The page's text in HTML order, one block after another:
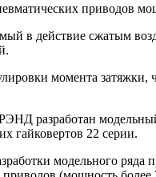
приводов
в действие сжатым
момента затяжки,
разработан модельный
гайковертов 22 серии.
модельного